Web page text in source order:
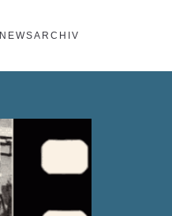
NEWSARCHIV